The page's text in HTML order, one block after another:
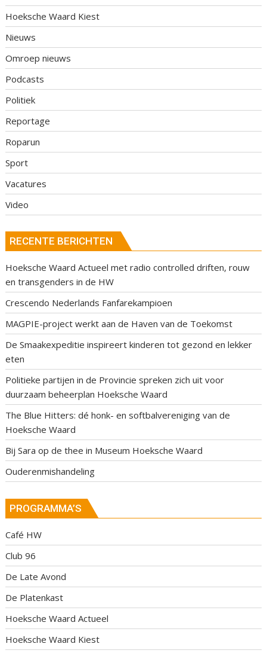
Hoeksche Waard Kiest
Nieuws
Omroep nieuws
Podcasts
Politiek
Reportage
Roparun
Sport
Vacatures
Video
RECENTE BERICHTEN
Hoeksche Waard Actueel met radio controlled driften, rouw
en transgenders in de HW
Crescendo Nederlands Fanfarekampioen
MAGPIE-project werkt aan de Haven van de Toekomst
De Smaakexpeditie inspireert kinderen tot gezond en lekker
eten
Politieke partijen in de Provincie spreken zich uit voor
duurzaam beheerplan Hoeksche Waard
The Blue Hitters: dé honk- en softbalvereniging van de
Hoeksche Waard
Bij Sara op de thee in Museum Hoeksche Waard
Ouderenmishandeling
PROGRAMMA’S
Café HW
Club 96
De Late Avond
De Platenkast
Hoeksche Waard Actueel
Hoeksche Waard Kiest